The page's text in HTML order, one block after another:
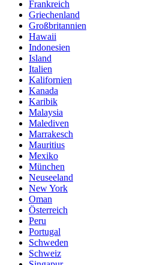
Frankreich
Griechenland
Großbritannien
Hawaii
Indonesien
Island
Italien
Kalifornien
Kanada
Karibik
Malaysia
Malediven
Marrakesch
Mauritius
Mexiko
München
Neuseeland
New York
Oman
Österreich
Peru
Portugal
Schweden
Schweiz